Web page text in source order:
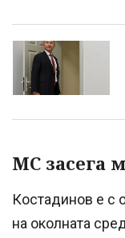
МС засега
Костадинов е с
на околната